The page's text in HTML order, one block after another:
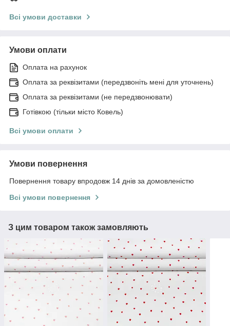
Всі умови доставки
Умови оплати
Оплата на рахунок
Оплата за реквізитами (передзвоніть мені для уточнень)
Оплата за реквізитами (не передзвонювати)
Готівкою (тільки місто Ковель)
Всі умови оплати
Умови повернення
Повернення товару впродовж 14 днів за домовленістю
Всі умови повернення
З цим товаром також замовляють